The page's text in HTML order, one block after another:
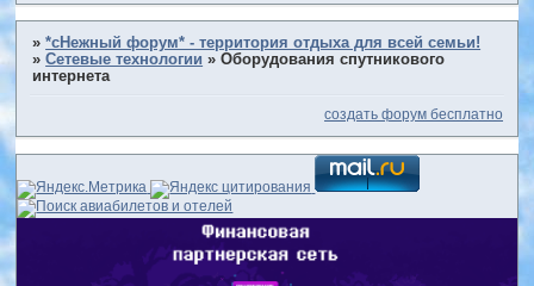
»*сНежный форум* - территория отдыха для всей семьи!
»Сетевые технологии »Оборудования спутникового
интернета
создать форум бесплатно